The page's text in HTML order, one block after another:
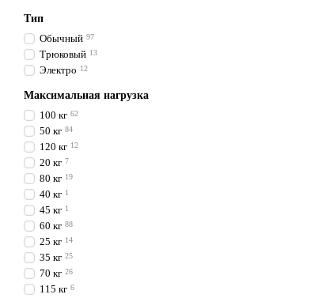
Тип
Обычный 97
Трюковый 13
Электро 12
Максимальная нагрузка
100 кг 62
50 кг 84
120 кг 12
20 кг 7
80 кг 19
40 кг 1
45 кг 1
60 кг 88
25 кг 14
35 кг 25
70 кг 26
115 кг 6